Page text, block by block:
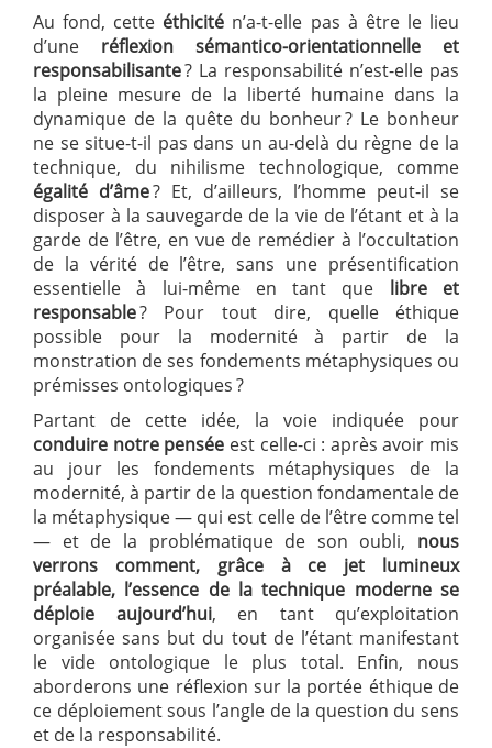
Au fond, cette éthicité n’a-t-elle pas à être le lieu
d’une réflexion sémantico-orientationnelle et
responsabilisante? La responsabilité n’est-elle pas
la pleine mesure de la liberté humaine dans la
dynamique de la quête du bonheur ? Le bonheur
ne se situe-t-il pas dans un au-delà du règne de la
technique, du nihilisme technologique, comme
égalité d’âme? Et, d’ailleurs, l’homme peut-il se
disposer à la sauvegarde de la vie de l’étant et à la
garde de l’être, en vue de remédier à l’occultation
de la vérité de l’être, sans une présentification
essentielle à lui-même en tant que libre et
responsable? Pour tout dire, quelle éthique
possible pour la modernité à partir de la
monstration de ses fondements métaphysiques ou
prémisses ontologiques ?
Partant de cette idée, la voie indiquée pour
conduire notre pensée est celle-ci : après avoir mis
au jour les fondements métaphysiques de la
modernité, à partir de la question fondamentale de
la métaphysique — qui est celle de l’être comme tel
— et de la problématique de son oubli, nous
verrons comment, grâce à ce jet lumineux
préalable, l’essence de la technique moderne se
déploie aujourd’hui, en tant qu’exploitation
organisée sans but du tout de l’étant manifestant
le vide ontologique le plus total. Enfin, nous
aborderons une réflexion sur la portée éthique de
ce déploiement sous l’angle de la question du sens
et de la responsabilité.